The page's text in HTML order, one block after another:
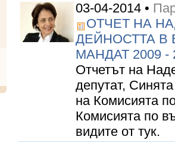
03-04-2014 •
ОТЧЕТ НА
ДЕЙНОСТТА В
МАНДАТ 2009 -
Отчетът на
депутат,
на Комисията
Комисията по
видите от тук.